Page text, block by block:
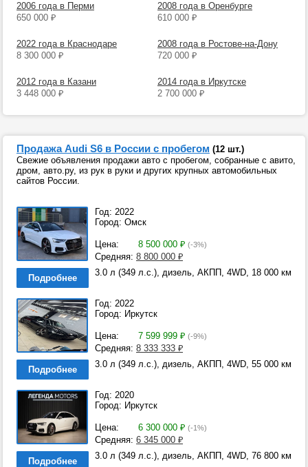
2006 года в Перми
650 000 ₽
2008 года в Оренбурге
610 000 ₽
2022 года в Краснодаре
8 300 000 ₽
2008 года в Ростове-на-Дону
720 000 ₽
2012 года в Казани
3 448 000 ₽
2014 года в Иркутске
2 700 000 ₽
Продажа Audi S6 в России с пробегом (12 шт.)
Свежие объявления продажи авто с пробегом, собранные с авито,
дром, авто.ру, из рук в руки и других крупных автомобильных
сайтов России.
Год: 2022
Город: Омск
Цена: 8 500 000 ₽ (-3%)
Средняя: 8 800 000 ₽
Подробнее
3.0 л (349 л.с.), дизель, АКПП, 4WD, 18 000 км
Год: 2022
Город: Иркутск
Цена: 7 599 999 ₽ (-9%)
Средняя: 8 333 333 ₽
Подробнее
3.0 л (349 л.с.), дизель, АКПП, 4WD, 55 000 км
Год: 2020
Город: Иркутск
Цена: 6 300 000 ₽ (-1%)
Средняя: 6 345 000 ₽
Подробнее
3.0 л (349 л.с.), дизель, АКПП, 4WD, 76 800 км